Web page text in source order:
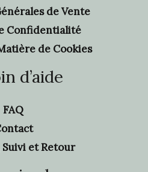
de Vente
Confidentialité
de Cookies
d’aide
FAQ
et Retour